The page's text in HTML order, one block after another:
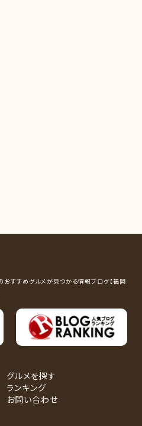
すすめグルメが見つかる情報ブログ【福岡
グルメを探す
ランキング
お問い合わせ